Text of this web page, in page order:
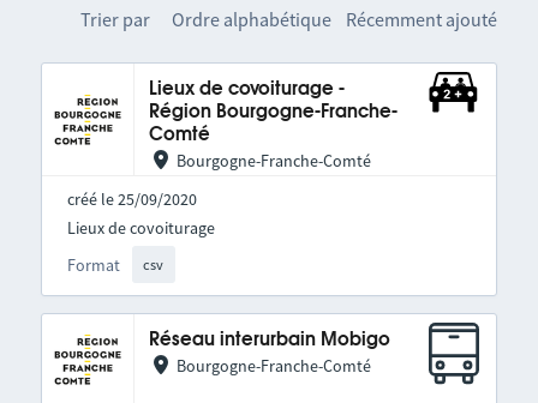
Trier par Ordre alphabétique Récemment ajouté
Lieux de covoiturage -
Région Bourgogne-Franche-
Comté
Bourgogne-Franche-Comté
créé le 25/09/2020
Format csv
Lieux de covoiturage
Réseau interurbain Mobigo
Bourgogne-Franche-Comté